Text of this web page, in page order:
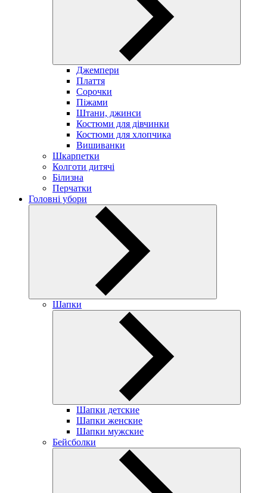
Джемпери
Плаття
Сорочки
Піжами
Штани, джинси
Костюми для дівчинки
Костюми для хлопчика
Вишиванки
Шкарпетки
Колготи дитячі
Білизна
Перчатки
Головні убори
Шапки
Шапки детские
Шапки женские
Шапки мужские
Бейсболки